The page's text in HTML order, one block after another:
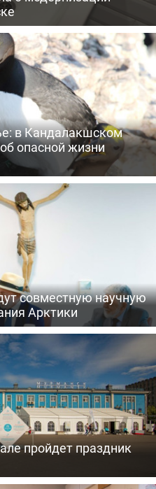
в Кандалакшском
опасной жизни
совместную научную
Арктики
пройдет праздник